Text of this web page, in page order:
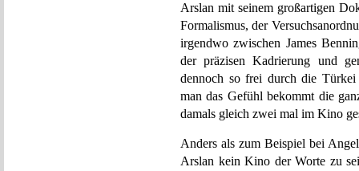
Arslan mit seinem großartigen
Formalismus, der
irgendwo zwischen James
der präzisen Kadrierung und
dennoch so frei durch die Türkei
man das Gefühl bekommt die
damals gleich zwei mal im Kino
Anders als zum Beispiel bei
Arslan kein Kino der Worte zu